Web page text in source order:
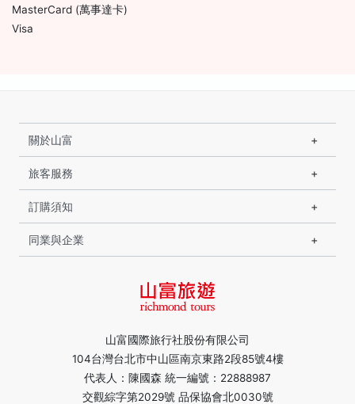
MasterCard (萬事達卡)
Visa
山富國際旅行社股份有限公司
104台灣台北市中山區南京東路2段85號4樓
代表人：陳國森 統一編號：22888987
交觀綜字第2029號 品保協會北0030號
關於山富
旅客服務
訂購須知
同業與企業